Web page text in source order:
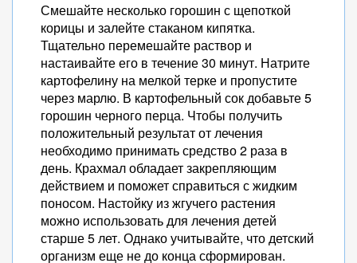
Смешайте несколько горошин с щепоткой
корицы и залейте стаканом кипятка.
Тщательно перемешайте раствор и
настаивайте его в течение 30 минут. Натрите
картофелину на мелкой терке и пропустите
через марлю. В картофельный сок добавьте 5
горошин черного перца. Чтобы получить
положительный результат от лечения
необходимо принимать средство 2 раза в
день. Крахмал обладает закрепляющим
действием и поможет справиться с жидким
поносом. Настойку из жгучего растения
можно использовать для лечения детей
старше 5 лет. Однако учитывайте, что детский
организм еще не до конца сформирован.